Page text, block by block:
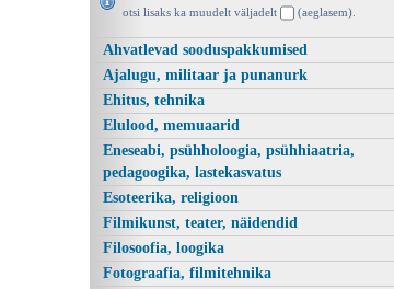
otsi lisaks ka muudelt väljadelt
(aeglasem).
Ahvatlevad sooduspakkumised
Ajalugu, militaar ja punanurk
Ehitus, tehnika
Elulood, memuaarid
Eneseabi, psühholoogia, psühhiaatria,
pedagoogika, lastekasvatus
Esoteerika, religioon
Filmikunst, teater, näidendid
Filosoofia, loogika
Fotograafia, filmitehnika